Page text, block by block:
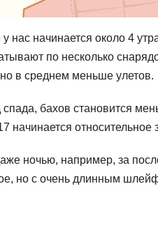
нас начинается около 4
по несколько
в среднем меньше улетов.
спада, бахов становится
начинается
ночью, например, за
но с очень длинным